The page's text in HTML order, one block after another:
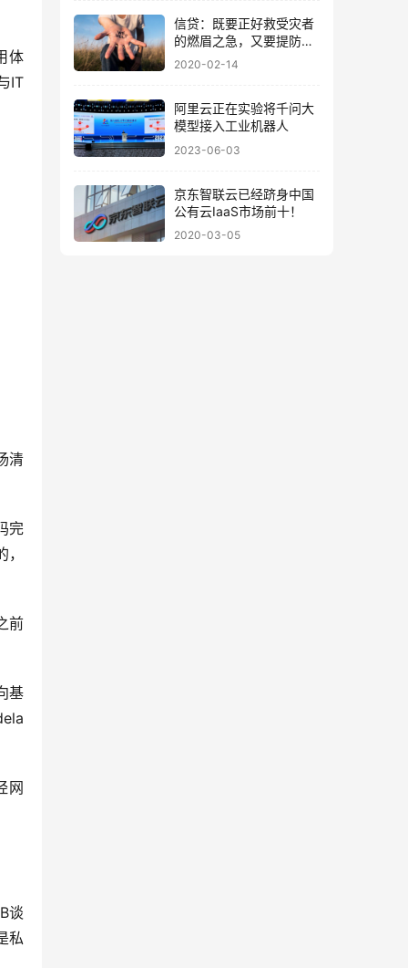
体
IT
清
完
基
网
谈
私
信贷：既要正好救受灾者
的燃眉之急，又要提防坏
账率一路走高的可能！
2020-02-14
阿里云正在实验将千问大
模型接入工业机器人
2023-06-03
京东智联云已经跻身中国
公有云IaaS市场前十！
2020-03-05